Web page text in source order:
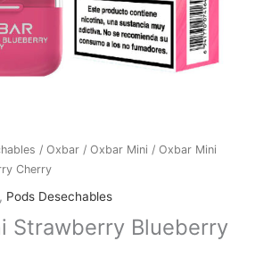
/ Oxbar / Oxbar Mini / Oxbar Mini
Cherry
, Pods Desechables
Strawberry Blueberry